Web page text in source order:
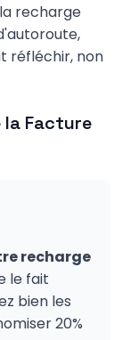
recharge
réfléchir, non
la Facture
recharge
le fait
bien les
20%